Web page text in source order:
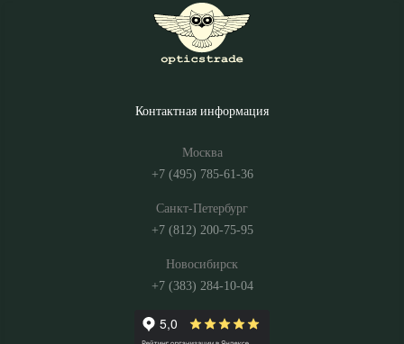
Контактная информация
Москва
+7 (495) 785-61-36
Санкт-Петербург
+7 (812) 200-75-95
Новосибирск
+7 (383) 284-10-04